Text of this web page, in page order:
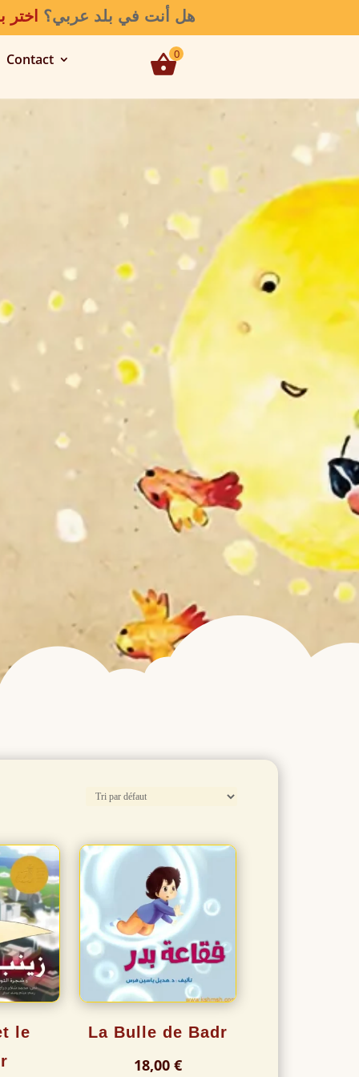
📍هل أنت في بلد عربي؟ اختر
Contact 0
le
La Bulle de Badr
18,00 €